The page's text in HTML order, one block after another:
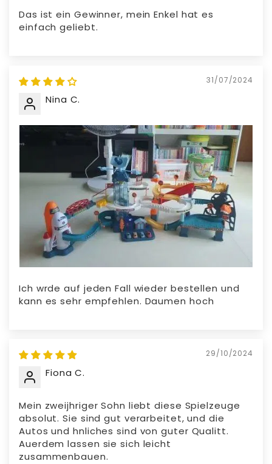
Das ist ein Gewinner, mein Enkel hat es
einfach geliebt.
31/07/2024
Nina C.
Ich wrde auf jeden Fall wieder bestellen und
kann es sehr empfehlen. Daumen hoch
29/10/2024
Fiona C.
Mein zweijhriger Sohn liebt diese Spielzeuge
absolut. Sie sind gut verarbeitet, und die
Autos und hnliches sind von guter Qualitt.
Auerdem lassen sie sich leicht
zusammenbauen.